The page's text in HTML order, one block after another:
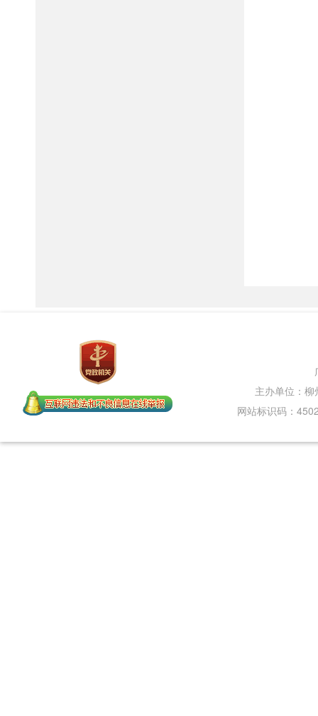
主办单位：
网站标识码：